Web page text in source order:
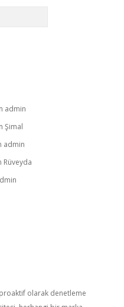
admin
Şimal
admin
Rüveyda
proaktif olarak denetleme